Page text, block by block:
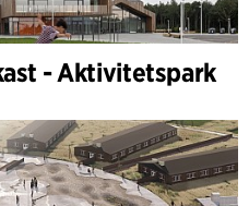
- Aktivitetspark